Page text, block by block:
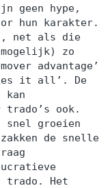
geen hype,
hun karakter.
net als die
zo
advantage’
it all’. De
kan
ook.
snel groeien
de snelle
trado. Het